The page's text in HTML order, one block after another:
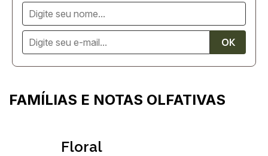
FAMÍLIAS E NOTAS OLFATIVAS
Floral